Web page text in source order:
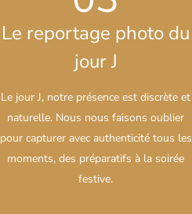
Le reportage photo du
jour J
Le jour J, notre présence est discrète et
naturelle. Nous nous faisons oublier
pour capturer avec authenticité tous les
moments, des préparatifs à la soirée
festive.